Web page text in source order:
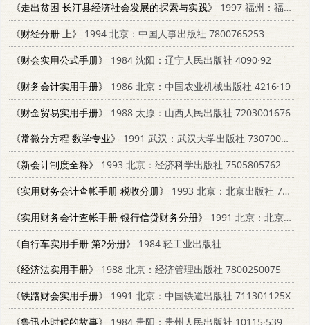
《走出贫困 长汀县经济社会发展的探索与实践》
1997 福州：福建教育出版社 7533423283
《财经分册 上》
1994 北京：中国人事出版社 7800765253
《财会实用公式手册》
1984 沈阳：辽宁人民出版社 4090·92
《财务会计实用手册》
1986 北京：中国农业机械出版社 4216·19
《财金贸易实用手册》
1988 太原：山西人民出版社 7203001676
《常微分方程 数学专业》 1991 武汉：武汉大学出版社 7307009382
《新会计制度全释》
1993 北京：经济科学出版社 7505805762
《实用财务会计查帐手册 税收分册》
1993 北京：北京出版社 7200019224
《实用财务会计查帐手册 银行信贷财务分册》
1991 北京：北京出版社 720001303X
《自行车实用手册 第2分册》
1984 轻工业出版社
《经济法实用手册》
1988 北京：经济管理出版社 7800250075
《铁路财会实用手册》
1991 北京：中国铁道出版社 711301125X
《鲁迅小时候的故事》
1984 贵阳：贵州人民出版社 10115·539